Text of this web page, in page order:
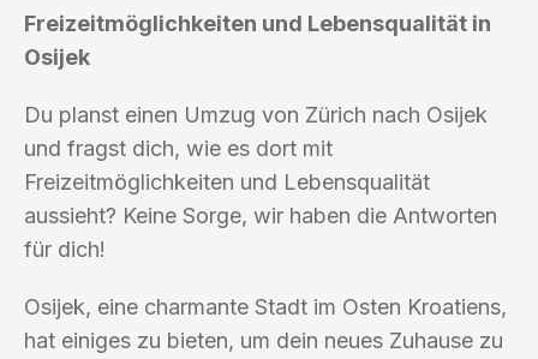
Freizeitmöglichkeiten und Lebensqualität in
Osijek
Du planst einen Umzug von Zürich nach Osijek
und fragst dich, wie es dort mit
Freizeitmöglichkeiten und Lebensqualität
aussieht? Keine Sorge, wir haben die Antworten
für dich!
Osijek, eine charmante Stadt im Osten Kroatiens,
hat einiges zu bieten, um dein neues Zuhause zu